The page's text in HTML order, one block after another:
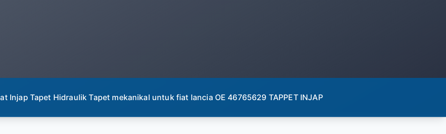
Injap Tapet Hidraulik Tapet mekanikal untuk fiat lancia OE 46765629 TAPPET INJAP